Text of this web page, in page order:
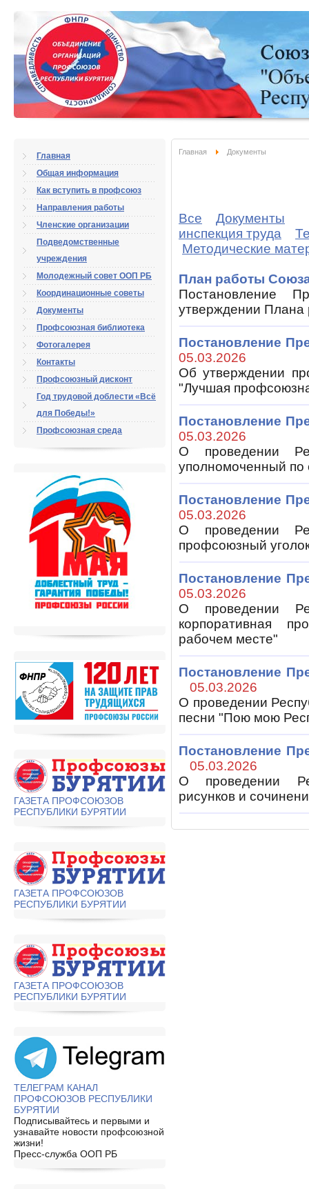
Главная
Общая информация
Как вступить в профсоюз
Направления работы
Членские организации
Подведомственные
учреждения
Молодежный совет ООП РБ
Координационные советы
Документы
Профсоюзная библиотека
Фотогалерея
Контакты
Профсоюзный дисконт
Год трудовой доблести «Всё
для Победы!»
Профсоюзная среда
ГАЗЕТА ПРОФСОЮЗОВ
РЕСПУБЛИКИ БУРЯТИИ
ГАЗЕТА ПРОФСОЮЗОВ
РЕСПУБЛИКИ БУРЯТИИ
ГАЗЕТА ПРОФСОЮЗОВ
РЕСПУБЛИКИ БУРЯТИИ
ТЕЛЕГРАМ КАНАЛ
ПРОФСОЮЗОВ РЕСПУБЛИКИ
БУРЯТИИ
Подписывайтесь и первыми и
узнавайте новости профсоюзной
жизни!
Пресс-служба ООП РБ
Главная Документы
Все
Документы
инспекция труда
Методические
План работы
Постановление
утверждении Плана
Постановление
05.03.2026
Об утверждении
"Лучшая
Постановление
05.03.2026
О проведении
уполномоченный по
Постановление
05.03.2026
О проведении
профсоюзный
Постановление
05.03.2026
О проведении
корпоративная
рабочем месте"
Постановление
05.03.2026
О проведении
песни "Пою мою
Постановление
05.03.2026
О проведении
рисунков и